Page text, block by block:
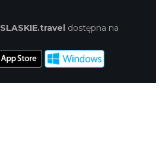
SLASKIE.travel dostępna na